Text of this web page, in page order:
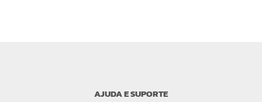
AJUDA E SUPORTE